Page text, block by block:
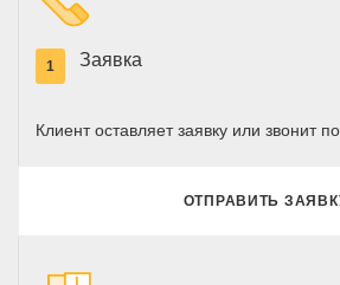
1 Заявка
Клиент оставляет заявку или звонит
ОТПРАВИТЬ